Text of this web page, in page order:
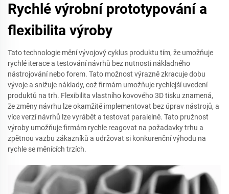
Rychlé výrobní prototypování a
flexibilita výroby
Tato technologie mění vývojový cyklus produktu tím, že umožňuje
rychlé iterace a testování návrhů bez nutnosti nákladného
nástrojování nebo forem. Tato možnost výrazně zkracuje dobu
vývoje a snižuje náklady, což firmám umožňuje rychlejší uvedení
produktů na trh. Flexibilita vlastního kovového 3D tisku znamená,
že změny návrhu lze okamžitě implementovat bez úprav nástrojů, a
více verzí návrhů lze vyrábět a testovat paralelně. Tato pružnost
výroby umožňuje firmám rychle reagovat na požadavky trhu a
zpětnou vazbu zákazníků a udržovat si konkurenční výhodu na
rychle se měnících trzích.